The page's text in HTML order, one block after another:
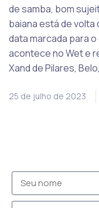
de samba, bom
baiana está de volta
data marcada para
acontece no Wet e
Xand de Pilares,
25 de julho de 2023